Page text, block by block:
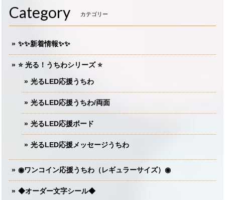
Category カテゴリー
✨✨新着情報✨✨
⭐️ 光る！うちわシリーズ ⭐️
光るLED応援うちわ
光るLED応援うちわ/両面
光るLED応援ボード
光るLED応援メッセージうちわ
◉ワンコイン応援うちわ（レギュラーサイズ）◉
◆オーダー文字シール◆